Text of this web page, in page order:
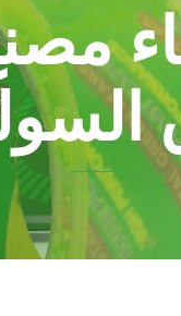
مصنع